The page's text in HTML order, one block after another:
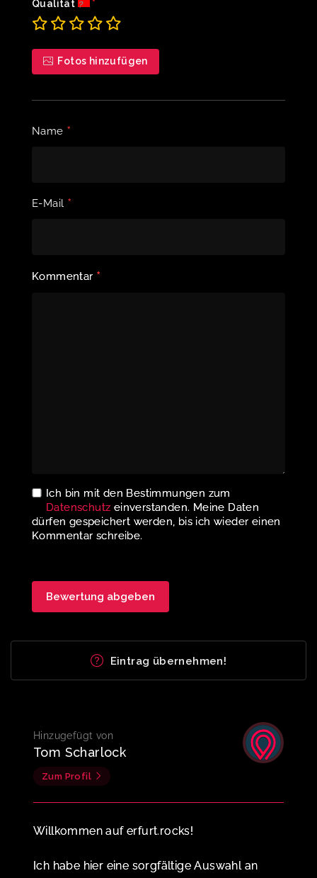
Qualität
Fotos hinzufügen
Name *
E-Mail *
Kommentar *
Ich bin mit den Bestimmungen zum
Datenschutz einverstanden. Meine Daten
dürfen gespeichert werden, bis ich wieder einen
Kommentar schreibe.
Eintrag übernehmen!
Hinzugefügt von
Tom Scharlock
Zum Profil
Willkommen auf erfurt.rocks!
Ich habe hier eine sorgfältige Auswahl an